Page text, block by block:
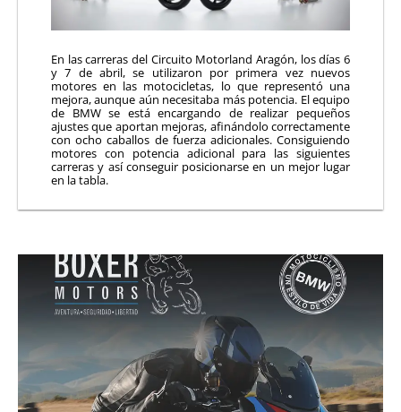
En las carreras del Circuito Motorland Aragón, los días 6
y 7 de abril, se utilizaron por primera vez nuevos
motores en las motocicletas, lo que representó una
mejora, aunque aún necesitaba más potencia. El equipo
de BMW se está encargando de realizar pequeños
ajustes que aportan mejoras, afinándolo correctamente
con ocho caballos de fuerza adicionales. Consiguiendo
motores con potencia adicional para las siguientes
carreras y así conseguir posicionarse en un mejor lugar
en la tabla.